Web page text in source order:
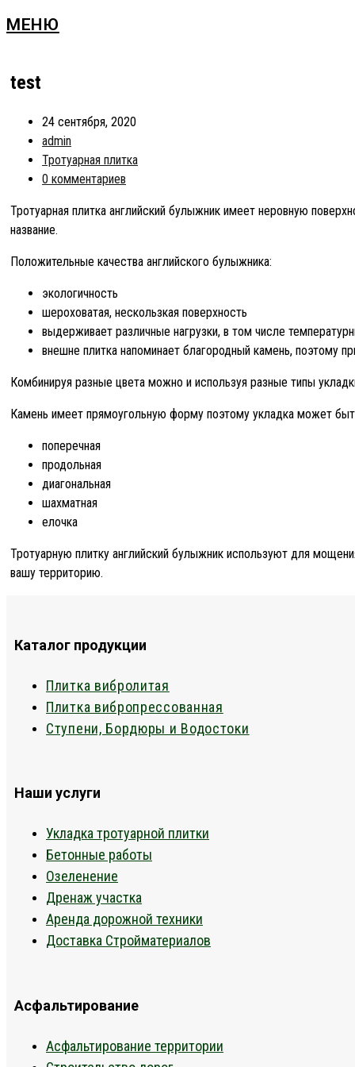
МЕНЮ
test
24 сентября, 2020
admin
Тротуарная плитка
0 комментариев
Тротуарная плитка английский булыжник имеет неровную
название.
Положительные качества английского булыжника:
экологичность
шероховатая, нескользкая поверхность
выдерживает различные нагрузки, в том числе
внешне плитка напоминает благородный камень, поэтому
Комбинируя разные цвета можно и используя разные типы
Камень имеет прямоугольную форму поэтому укладка может
поперечная
продольная
диагональная
шахматная
елочка
Тротуарную плитку английский булыжник используют для
вашу территорию.
Каталог продукции
Плитка вибролитая
Плитка вибропрессованная
Ступени, Бордюры и Водостоки
Наши услуги
Укладка тротуарной плитки
Бетонные работы
Озеленение
Дренаж участка
Аренда дорожной техники
Доставка Стройматериалов
Асфальтирование
Асфальтирование территории